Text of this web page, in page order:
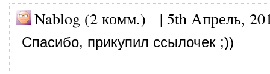
Nablog (2 комм.) | 5th Апрель,
Спасибо, прикупил ссылочек ;))